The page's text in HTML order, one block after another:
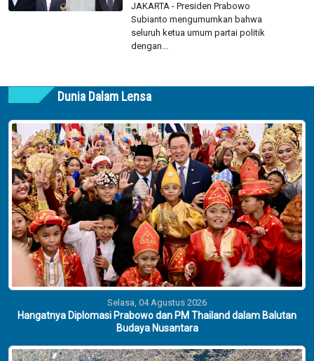
JAKARTA - Presiden Prabowo
Subianto mengumumkan bahwa
seluruh ketua umum partai politik
dengan...
Dunia Dalam Lensa
Selasa, 04 Agustus 2026
Hangatnya Diplomasi Prabowo dan PM Thailand dalam Balutan
Budaya Nusantara